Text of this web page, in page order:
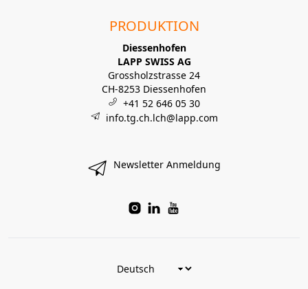
PRODUKTION
Diessenhofen
LAPP SWISS AG
Grossholzstrasse 24
CH-8253 Diessenhofen
+41 52 646 05 30
info.tg.ch.lch@lapp.com
Newsletter Anmeldung